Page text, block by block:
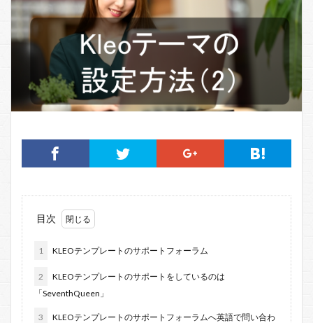
目次
1 KLEOテンプレートのサポートフォーラム
2
KLEOテンプレートのサポートをしているのは
「SeventhQueen」
3
KLEOテンプレートのサポートフォーラムへ英語で問い合わ